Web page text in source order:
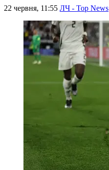
22 червня, 11:55 ЛЧ - Top News